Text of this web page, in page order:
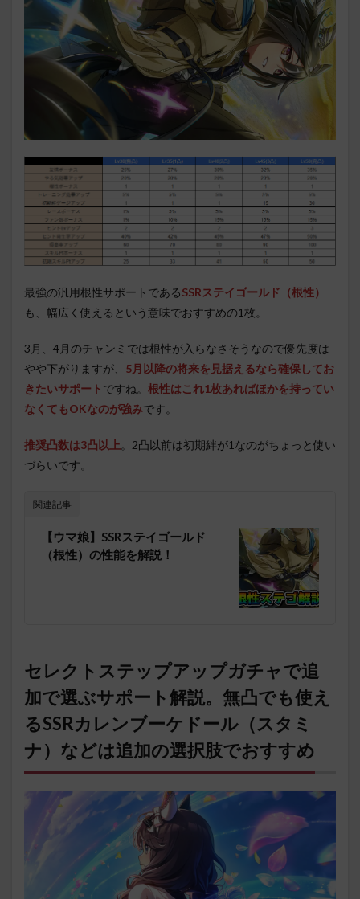
最強の汎用根性サポートであるSSRステイゴールド（根性）
も、幅広く使えるという意味でおすすめの1枚。
3月、4月のチャンミでは根性が入らなさそうなので優先度は
やや下がりますが、 5月以降の将来を見据えるなら確保してお
きたいサポート ですね。 根性はこれ1枚あればほかを持ってい
なくてもOKなのが強みです。
推奨凸数は3凸以上。2凸以前は初期絆が1なのがちょっと使い
づらいです。
関連記事
【ウマ娘】SSRステイゴールド
（根性）の性能を解説！
セレクトステップアップガチャで追
加で選ぶサポート解説。無凸でも使え
るSSRカレンブーケドール（スタミ
ナ）などは追加の選択肢でおすすめ